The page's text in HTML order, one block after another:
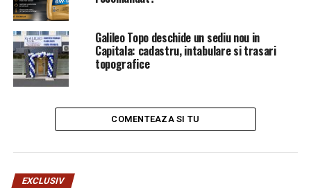
Alegeri prezidenţiale
Reprezentantul PSD+ALDE – 36%
Reprezentantul PNL – 32%
Reprezentantul USR, Plus – 18%
Klaus Iohannis – 32%
Galileo Topo deschide un sediu nou in
Capitala: cadastru, intabulare si trasari
topografice
COMENTEAZA SI TU
EXCLUSIV